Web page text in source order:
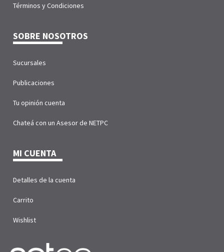
Términos y Condiciones
SOBRE NOSOTROS
Sucursales
Publicaciones
Tu opinión cuenta
Chateá con un Asesor de NETPC
MI CUENTA
Detalles de la cuenta
Carrito
Wishlist